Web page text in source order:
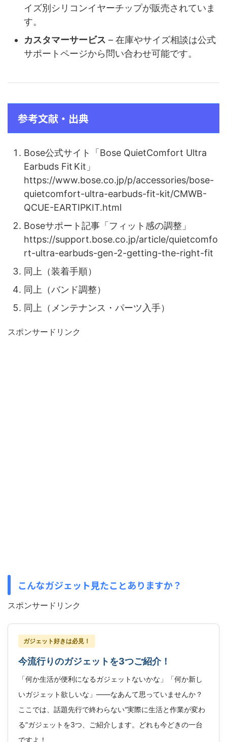
イズ別シリコンイヤーチップが販売されていま
す。
カスタマーサービス – 在庫やサイズ相談は公式
サポートページから問い合わせ可能です。
参考文献・出典
Bose公式サイト「Bose QuietComfort Ultra
Earbuds Fit Kit」
https://www.bose.co.jp/p/accessories/bose-
quietcomfort-ultra-earbuds-fit-kit/CMWB-
QCUE-EARTIPKIT.html
Boseサポート記事「フィット感の調整」
https://support.bose.co.jp/article/quietcomfo
rt-ultra-earbuds-gen-2-getting-the-right-fit
同上（装着手順）
同上（バンド調整）
同上（メンテナンス・パーツ入手）
スポンサードリンク
こんなガジェット見たことありますか？
スポンサードリンク
ガジェット好きは必見！
今流行りのガジェットを3つご紹介！
「何か生活が便利になるガジェットないかな」「何か新し
いガジェット欲しいな」——なあんて思っていませんか？
ここでは、話題先行で終わらない“実際に生活と作業が変わ
る”ガジェットを3つ、ご紹介します。どれも今どきの一台
ですよ！